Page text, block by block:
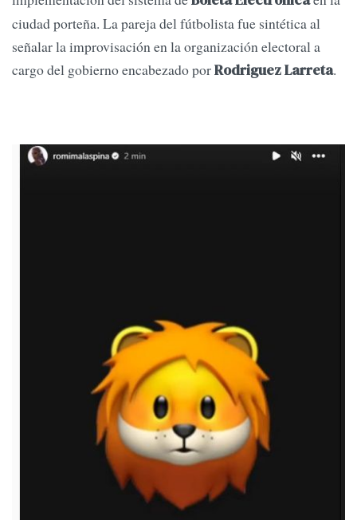
ciudad porteña. La pareja del fútbolista fue sintética al
señalar la improvisación en la organización electoral a
cargo del gobierno encabezado porRodriguez Larreta.